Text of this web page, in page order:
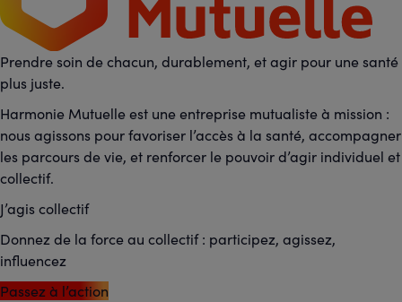
Prendre soin de chacun, durablement, et agir pour une santé
plus juste.
Harmonie Mutuelle est une entreprise mutualiste à mission :
nous agissons pour favoriser l’accès à la santé, accompagner
les parcours de vie, et renforcer le pouvoir d’agir individuel et
collectif.
J’agis collectif
Donnez de la force au collectif : participez, agissez,
influencez
Passez à l’action